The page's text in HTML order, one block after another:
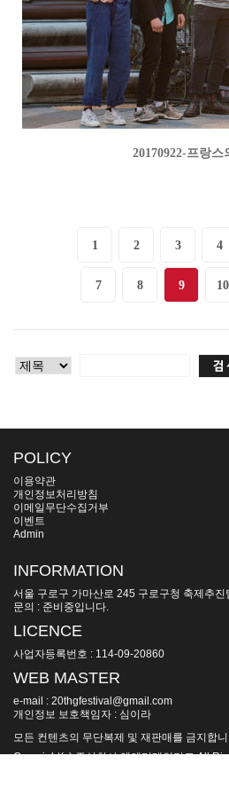
20170922-프랑스
1 2 3 4
7 8 9 10
POLICY
이용약관
개인정보처리방침
이메일무단수집거부
이벤트
Admin
INFORMATION
서울 구로구 가마산로 245 구로구청 축제추진
문의 : 준비중입니다.
LICENCE
사업자등록번호 : 114-09-20860
WEB MASTER
e-mail : 20thgfestival@gmail.com
개인정보 보호책임자 : 심이라
모든 컨텐츠의 무단복제 및 재판매를 금지합니
Copyright(c) 주식회사 엠엔터테인먼트 All